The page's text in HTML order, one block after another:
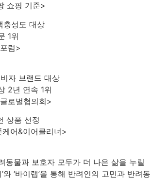
쇼핑 기준>
충성도 대상
1위
럼>
자 브랜드 대상
2년 연속 1위
로벌협의회>
상품 선정
어&이어클리너>
동물과 보호자 모두가 더 나은 삶을 누릴
와 ‘바이랩’을 통해 반려인의 고민과 반려동